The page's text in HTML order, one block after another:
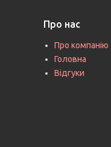
Про нас
Про компанію
Головна
Відгуки